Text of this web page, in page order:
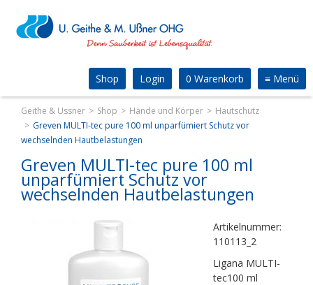
≡ Menü
0 Warenkorb
Login
Shop
Geithe & Ussner Shop Hände und Körper
Hautschutz
Greven MULTI-tec pure 100 ml unparfümiert Schutz vor
wechselnden Hautbelastungen
Greven MULTI-tec pure 100 ml
unparfümiert Schutz vor
wechselnden Hautbelastungen
Artikelnummer:
110113_2
Ligana MULTI-
tec100 ml